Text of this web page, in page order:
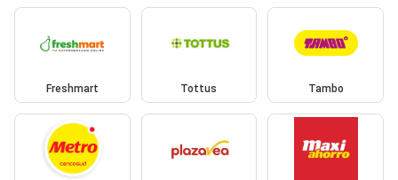
Freshmart Tottus Tambo